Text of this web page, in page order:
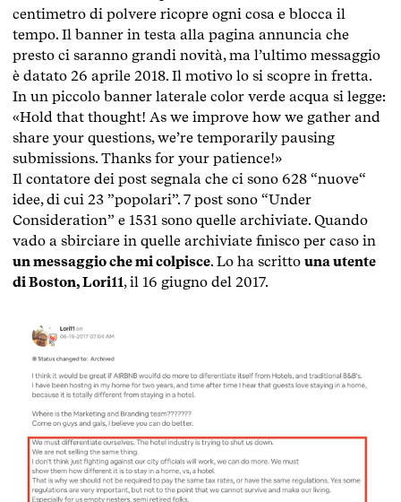
centimetro di polvere ricopre ogni cosa e blocca il
tempo. Il banner in testa alla pagina annuncia che
presto ci saranno grandi novità, ma l’ultimo messaggio
è datato 26 aprile 2018. Il motivo lo si scopre in fretta.
In un piccolo banner laterale color verde acqua si legge:
«Hold that thought! As we improve how we gather and
share your questions, we’re temporarily pausing
submissions. Thanks for your patience!»
Il contatore dei post segnala che ci sono 628 “nuove“
idee, di cui 23 ”popolari”. 7 post sono “Under
Consideration” e 1531 sono quelle archiviate. Quando
vado a sbirciare in quelle archiviate finisco per caso in
un messaggio che mi colpisce. Lo ha scritto una utente
di Boston, Lori11, il 16 giugno del 2017.